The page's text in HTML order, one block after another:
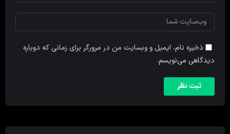
ذخیره نام، ایمیل و وبسایت من در مرورگر برای زمانی که دوباره
دیدگاهی می‌نویسم.